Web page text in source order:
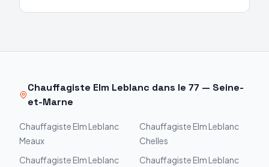
Chauffagiste Elm Leblanc dans le 77 — Seine-
et-Marne
Chauffagiste Elm Leblanc
Meaux
Chauffagiste Elm Leblanc
Chelles
Chauffagiste Elm Leblanc
Chauffagiste Elm Leblanc